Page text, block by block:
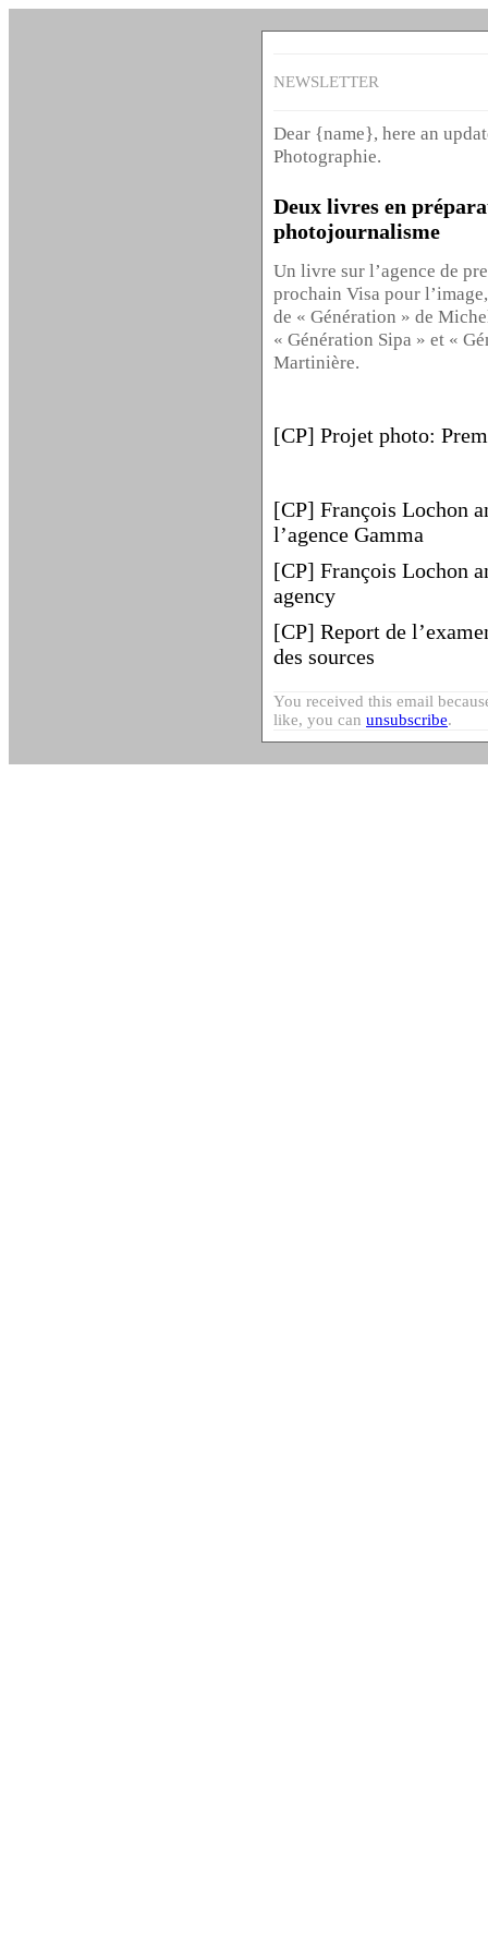
NEWSLETTER
Dear {name}, here an
Photographie.
Deux livres en
photojournalisme
Un livre sur l’agence de
prochain Visa pour
de « Génération » de
« Génération Sipa » et «
Martinière.
[CP] Projet photo:
[CP] François Lochon
l’agence Gamma
[CP] François Lochon
agency
[CP] Report de
des sources
You received this email
like, you can unsubscribe.